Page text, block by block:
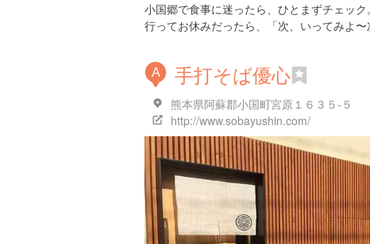
小国郷で食事に迷ったら、ひとまずチェック。
行ってお休みだったら、「次、いってみよ〜
A 手打そば優心
熊本県阿蘇郡小国町宮原１６３５-５
http://www.sobayushin.com/